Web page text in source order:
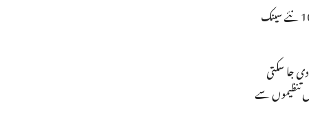
سال 2021 میں مرکزی حکومت نے نجی اداروں کو ملک میں سینک اسکول چلانے کی اجازت دی۔ اس سال کے سالانہ بجٹ میں حکومت نے پورے ہندوستان میں 100 نئے سینک
جا سکتی
تنظیموں سے